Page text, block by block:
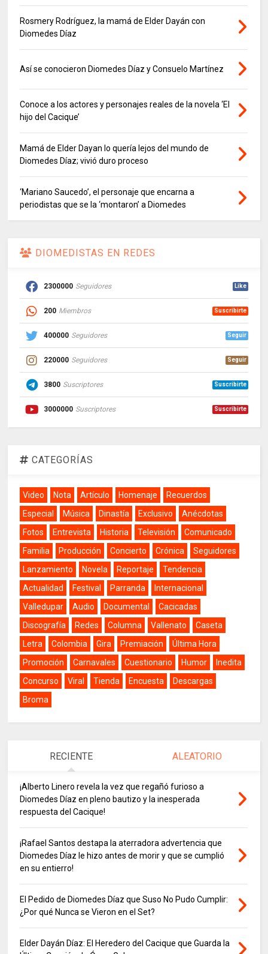
Rosmery Rodríguez, la mamá de Elder Dayán con
Diomedes Díaz
Así se conocieron Diomedes Díaz y Consuelo Martínez
Conoce a los actores y personajes reales de la novela ‘El
hijo del Cacique’
Mamá de Elder Dayan lo quería lejos del mundo de
Diomedes Díaz; vivió duro proceso
‘Mariano Saucedo’, el personaje que encarna a
periodistas que se la ‘montaron’ a Diomedes
DIOMEDISTAS EN REDES
2300000 Seguidores Like
200 Miembros Suscribirte
400000 Seguidores Seguir
220000 Seguidores Seguir
3800 Suscriptores Suscribirte
3000000 Suscriptores Suscribirte
CATEGORÍAS
Video Nota Artículo Homenaje
Recuerdos
Especial
Música Dinastía Exclusivo
Anécdotas
Fotos
Entrevista Historia Televisión
Comunicado
Familia
Producción Concierto Crónica
Seguidores
Lanzamiento
Novela Reportaje
Tendencia
Actualidad
Festival Parranda
Internacional
Valledupar
Audio Documental
Cacicadas
Discografía
Redes Columna Vallenato
Caseta
Letra
Colombia Gira Premiación
Última Hora
Promoción
Carnavales Cuestionario Humor
Inedita
Concurso
Viral Tienda Encuesta
Descargas
Broma
RECIENTE ALEATORIO
¡Alberto Linero revela la vez que regañó furioso a
Diomedes Díaz en pleno bautizo y la inesperada
respuesta del Cacique!
¡Rafael Santos destapa la aterradora advertencia que
Diomedes Díaz le hizo antes de morir y que se cumplió
en su entierro!
El Pedido de Diomedes Díaz que Suso No Pudo Cumplir:
¿Por qué Nunca se Vieron en el Set?
Elder Dayán Díaz: El Heredero del Cacique que Guarda la